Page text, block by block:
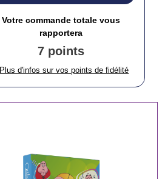
Votre commande totale vous
rapportera
7 points
Plus d'infos sur vos points de fidélité